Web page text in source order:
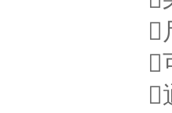
尺
可
通